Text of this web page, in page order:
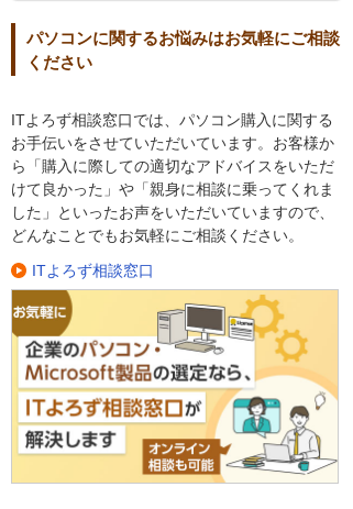
パソコンに関するお悩みはお気軽にご相談
ください
ITよろず相談窓口では、パソコン購入に関する
お手伝いをさせていただいています。お客様か
ら「購入に際しての適切なアドバイスをいただ
けて良かった」や「親身に相談に乗ってくれま
した」といったお声をいただいていますので、
どんなことでもお気軽にご相談ください。
ITよろず相談窓口